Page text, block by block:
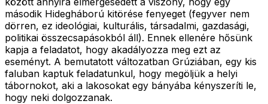
második Hidegháború kitörése fenyeget (fegyver nem
dörren, ez ideológiai, kulturális, társadalmi, gazdasági,
politikai összecsapásokból áll). Ennek ellenére hősünk
kapja a feladatot, hogy akadályozza meg ezt az
eseményt. A bemutatott változatban Grúziában, egy kis
faluban kaptuk feladatunkul, hogy megöljük a helyi
tábornokot, aki a lakosokat egy bányába kényszeríti le,
hogy neki dolgozzanak.